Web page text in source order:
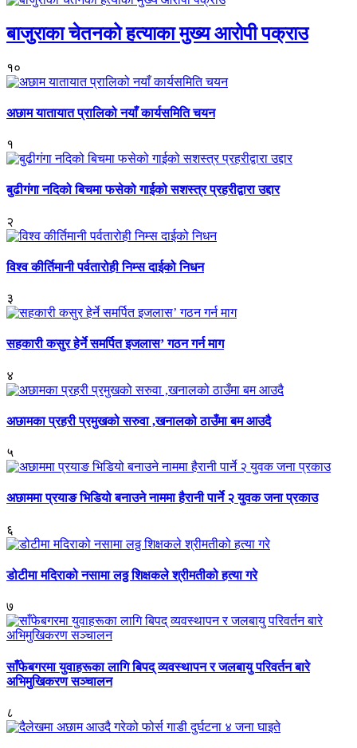
बाजुराका चेतनको हत्याका मुख्य आरोपी पक्राउ
१०
अछाम यातायात प्रालिको नयाँ कार्यसमिति चयन
१
बुढीगंगा नदिको बिचमा फसेको गाईको सशस्त्र प्रहरीद्वारा उद्दार
२
विश्व कीर्तिमानी पर्वतारोही निम्स दाईको निधन
३
सहकारी कसुर हेर्ने समर्पित इजलास’ गठन गर्न माग
४
अछामका प्रहरी प्रमुखको सरुवा ,खनालको ठाउँमा बम आउदै
५
अछाममा प्रयाङ भिडियो बनाउने नाममा हैरानी पार्ने २ युवक जना प्रकाउ
६
डोटीमा मदिराको नसामा लठ्ठ शिक्षकले श्रीमतीको हत्या गरे
७
साँफेबगरमा युवाहरूका लागि बिपद् व्यवस्थापन र जलबायु परिवर्तन बारे
अभिमुखिकरण सञ्चालन
८